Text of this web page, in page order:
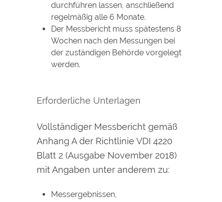
durchführen lassen, anschließend
regelmäßig alle 6 Monate.
Der Messbericht muss spätestens 8
Wochen nach den Messungen bei
der zuständigen Behörde vorgelegt
werden.
Erforderliche Unterlagen
Vollständiger Messbericht gemäß
Anhang A der Richtlinie VDI 4220
Blatt 2 (Ausgabe November 2018)
mit Angaben unter anderem zu:
Messergebnissen,